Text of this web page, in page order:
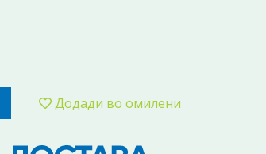
Додади во омилени